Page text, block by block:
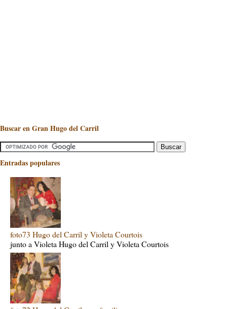
Buscar en Gran Hugo del Carril
Entradas populares
foto73 Hugo del Carril y Violeta Courtois
junto a Violeta Hugo del Carril y Violeta Courtois